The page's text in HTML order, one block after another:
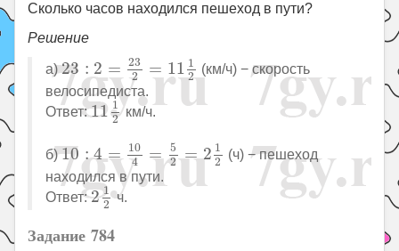
Сколько часов находился пешеход в пути?
Решение
а)23 : 2 = 23
2
= 11 1
2
23 2= 2= 12
(км/ч) − скорость
велосипедиста.
Ответ:11 1
2
1112
км/ч.
б)10 : 4 = 10
4
= 5
2
= 2 1
2
10 4= =2
(ч) − пешеход
находился в пути.
Ответ:2 1
2
212
ч.
Задание 784